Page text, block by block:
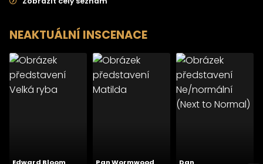
NEAKTUÁLNÍ INSCENACE
Edward Bloom
>
Pan Wormwood
>
Dan
>